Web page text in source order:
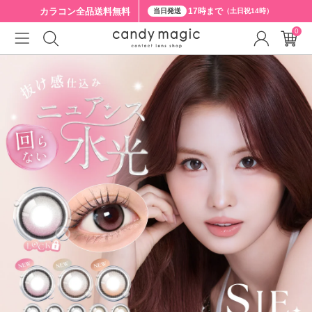
カラコン全品送料無料 当日発送 17時まで（土日祝14時）
0